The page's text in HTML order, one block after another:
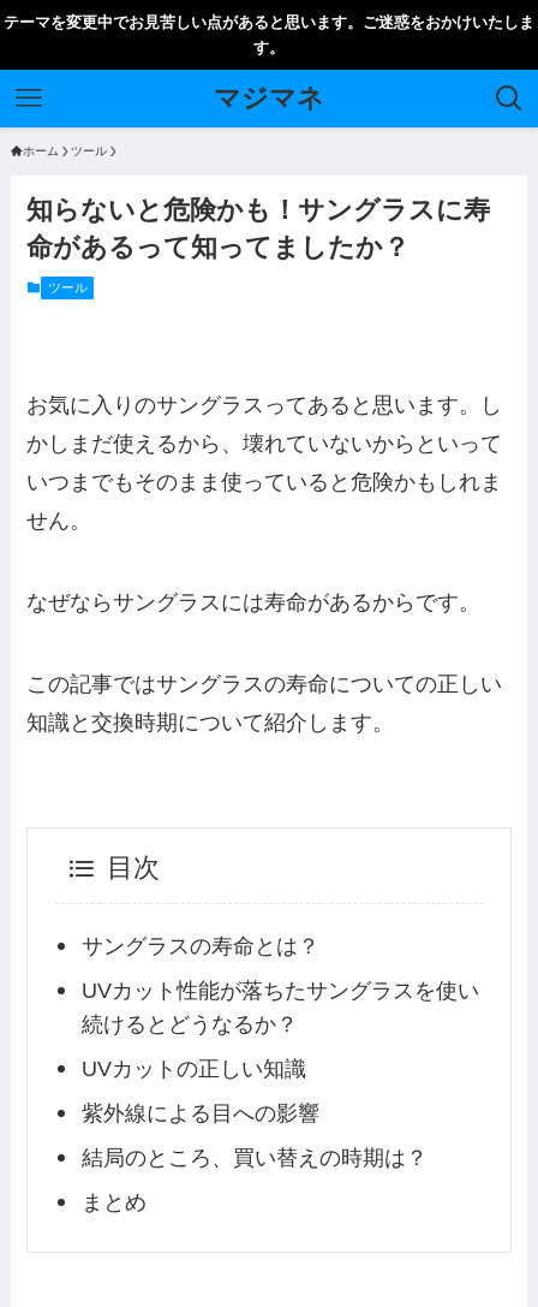
テーマを変更中でお見苦しい点があると思います。ご迷惑をおかけいたしま
す。
マジマネ
ホーム ツール
知らないと危険かも！サングラスに寿
命があるって知ってましたか？
ツール
お気に入りのサングラスってあると思います。し
かしまだ使えるから、壊れていないからといって
いつまでもそのまま使っていると危険かもしれま
せん。
なぜならサングラスには寿命があるからです。
この記事ではサングラスの寿命についての正しい
知識と交換時期について紹介します。
目次
サングラスの寿命とは？
UVカット性能が落ちたサングラスを使い
続けるとどうなるか？
UVカットの正しい知識
紫外線による目への影響
結局のところ、買い替えの時期は？
まとめ